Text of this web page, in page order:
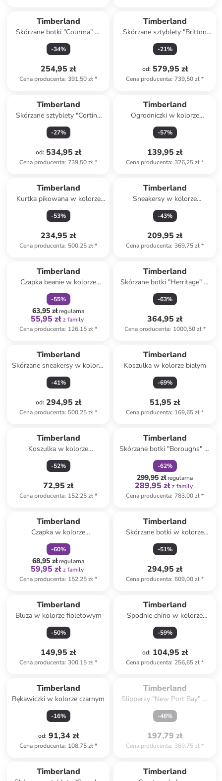
Timberland
Skórzane botki "Courma" w
kolorze jasnobrązowym
-34%
254,95 zł
Cena producenta: 391,50 zł*
Timberland
Skórzane sztyblety "Britton
Road Mid" w kolorze czarnym
-21%
od: 579,95 zł
Cena producenta: 739,50 zł*
Timberland
Skórzane sztyblety "Cortina
Valley Mid" w kolorze czarnym
-27%
od: 534,95 zł
Cena producenta: 739,50 zł*
Timberland
Ogrodniczki w kolorze
beżowym
-57%
139,95 zł
Cena producenta: 326,25 zł*
Timberland
Kurtka pikowana w kolorze
granatowym
-53%
234,95 zł
Cena producenta: 500,25 zł*
Timberland
Sneakersy w kolorze
granatowym
-43%
209,95 zł
Cena producenta: 369,75 zł*
Timberland
Czapka beanie w kolorze
niebieskim
-55%
63,95 złregularna
55,95 zł z family
Cena producenta: 126,15 zł*
Timberland
Skórzane botki "Herritage" w
kolorze zielono-czarnym
-63%
364,95 zł
Cena producenta: 1000,50 zł*
Timberland
Skórzane sneakersy w kolorze
khaki
-41%
od: 294,95 zł
Cena producenta: 500,25 zł*
Timberland
Koszulka w kolorze białym
-69%
51,95 zł
Cena producenta: 169,65 zł*
Timberland
Koszulka w kolorze
pomarańczowym
-52%
72,95 zł
Cena producenta: 152,25 zł*
Timberland
Skórzane botki "Boroughs" w
kolorze oliwkowo-czerwonym
-62%
299,95 złregularna
289,95 zł z family
Cena producenta: 783,00 zł*
Timberland
Czapka w kolorze
pomarańczowym
-60%
68,95 złregularna
59,95 zł z family
Cena producenta: 152,25 zł*
Timberland
Skórzane botki w kolorze
czerwonym
-51%
294,95 zł
Cena producenta: 609,00 zł*
Timberland
Bluza w kolorze fioletowym
-50%
149,95 zł
Cena producenta: 300,15 zł*
Timberland
Spodnie chino w kolorze
granatowym
-59%
od: 104,95 zł
Cena producenta: 256,65 zł*
Timberland
Rękawiczki w kolorze czarnym
-16%
od: 91,34 zł
Cena producenta: 108,75 zł*
Wyprzedane
Timberland
Slippersy "New Port Bay" w
kolorze błękitnym
-46%
197,79 zł
Cena producenta: 369,75 zł*
Timberland Timberland